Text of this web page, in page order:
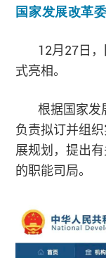
国家发展改革
12月27日
式亮相。
根据国家发
负责拟订并组
展规划，提出
的职能司局。